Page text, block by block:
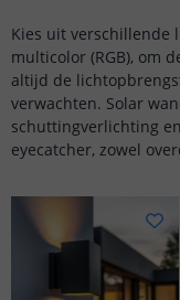
Kies uit verschillende
multicolor (RGB), om
altijd de
verwachten. Solar
schuttingverlichting
eyecatcher, zowel